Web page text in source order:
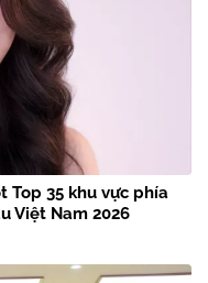
Top 35 khu vực phía
Việt Nam 2026